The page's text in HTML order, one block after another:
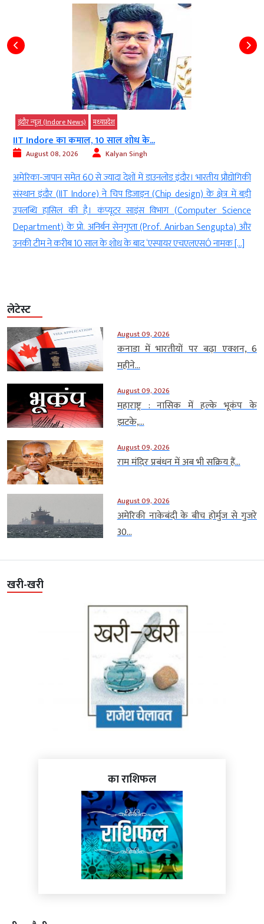
इंदौर न्यूज़ (Indore News) मध्‍यप्रदेश
IIT Indore का कमाल, 10 साल शोध के...
August 08, 2026 Kalyan Singh
अमेरिका-जापान समेत 60 से ज्यादा देशों में डाउनलोड इंदौर। भारतीय प्रौद्योगिकी
संस्थान इंदौर (IIT Indore) ने चिप डिजाइन (Chip design) के क्षेत्र में बड़ी
उपलब्धि हासिल की है। कंप्यूटर साइंस विभाग (Computer Science
Department) के प्रो. अनिर्बन सेनगुप्ता (Prof. Anirban Sengupta) और
उनकी टीम ने करीब 10 साल के शोध के बाद ‘एस्पायर एचएलएसÓ नामक […]
लेटेस्ट
August 09, 2026
कनाडा में भारतीयों पर बढ़ा एक्शन, 6
महीने...
August 09, 2026
महाराष्ट्र : नासिक में हल्के भूकंप के
झटके,...
August 09, 2026
राम मंदिर प्रबंधन में अब भी सक्रिय हैं...
August 09, 2026
अमेरिकी नाकेबंदी के बीच होर्मुज से गुजरे
30...
खरी-खरी
का राशिफल